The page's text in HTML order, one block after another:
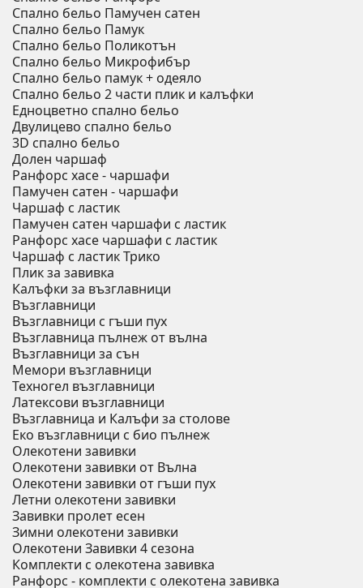
Спално бельо Памучен сатен
Спално бельо Памук
Спално бельо Поликотън
Спално бельо Микрофибър
Спално бельо памук + одеяло
Спално бельо 2 части плик и калъфки
Eдноцветно спално бельо
Двулицево спално бельо
3D спално бельо
Долен чаршаф
Ранфорс хасе - чаршафи
Памучен сатен - чаршафи
Чаршаф с ластик
Памучен сатен чаршафи с ластик
Ранфорс хасе чаршафи с ластик
Чаршаф с ластик Трико
Плик за завивкa
Калъфки за възглавници
Възглавници
Възглавници с гъши пух
Възглавница пълнеж от вълна
Възглавници за сън
Мемори възглавници
Техногел възглавници
Латексови възглавници
Възглавница и Калъфи за столове
Еко възглавници с био пълнеж
Олекотени завивки
Олекотени завивки от Вълна
Олекотени завивки от гъши пух
Летни олекотени завивки
Завивки пролет есен
Зимни олекотени завивки
Олекотени Завивки 4 сезона
Комплекти с олекотена завивка
Ранфорс - комплекти с олекотена завивка